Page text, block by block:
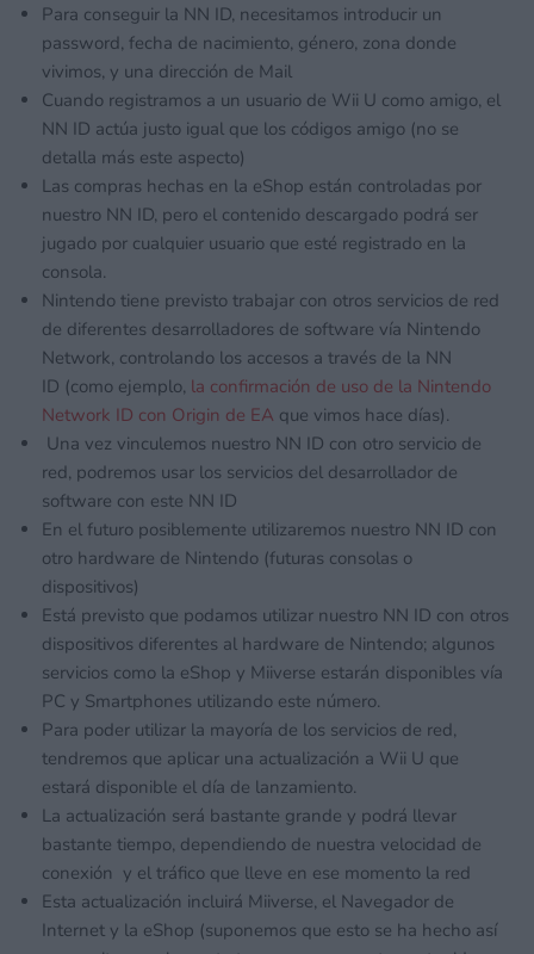
Para conseguir la NN ID, necesitamos introducir un
password, fecha de nacimiento, género, zona donde
vivimos, y una dirección de Mail
Cuando registramos a un usuario de Wii U como amigo, el
NN ID actúa justo igual que los códigos amigo (no se
detalla más este aspecto)
Las compras hechas en la eShop están controladas por
nuestro NN ID, pero el contenido descargado podrá ser
jugado por cualquier usuario que esté registrado en la
consola.
Nintendo tiene previsto trabajar con otros servicios de red
de diferentes desarrolladores de software vía Nintendo
Network, controlando los accesos a través de la NN
ID (como ejemplo, la confirmación de uso de la Nintendo
Network ID con Origin de EA que vimos hace días).
Una vez vinculemos nuestro NN ID con otro servicio de
red, podremos usar los servicios del desarrollador de
software con este NN ID
En el futuro posiblemente utilizaremos nuestro NN ID con
otro hardware de Nintendo (futuras consolas o
dispositivos)
Está previsto que podamos utilizar nuestro NN ID con otros
dispositivos diferentes al hardware de Nintendo; algunos
servicios como la eShop y Miiverse estarán disponibles vía
PC y Smartphones utilizando este número.
Para poder utilizar la mayoría de los servicios de red,
tendremos que aplicar una actualización a Wii U que
estará disponible el día de lanzamiento.
La actualización será bastante grande y podrá llevar
bastante tiempo, dependiendo de nuestra velocidad de
conexión y el tráfico que lleve en ese momento la red
Esta actualización incluirá Miiverse, el Navegador de
Internet y la eShop (suponemos que esto se ha hecho así